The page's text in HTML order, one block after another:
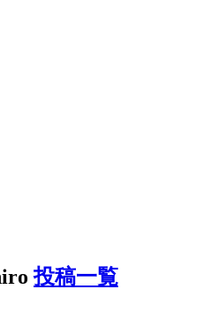
投稿一覧